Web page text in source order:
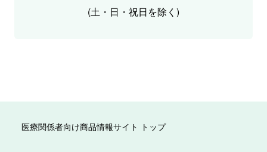
(土・日・祝日を除く)
医療関係者向け商品情報サイト トップ